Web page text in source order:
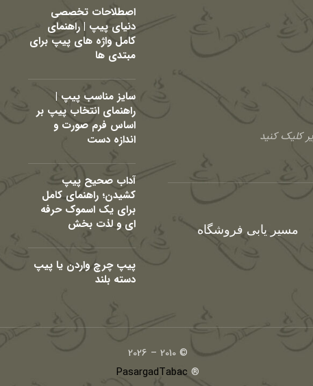
کلیک کنید
مسیر یابی فروشگاه
اصطلاحات تخصصی
دنیای پیپ | راهنمای
کامل واژه های پیپ برای
مبتدی ها
سایز مناسب پیپ |
راهنمای انتخاب پیپ بر
اساس فرم صورت و
اندازه دست
آداب صحیح پیپ
کشیدن؛ راهنمای کامل
برای یک اسموک حرفه
ای و لذت بخش
پیپ چرچ واردن یا پیپ
دسته بلند
© 2010 – 2026
®
PasargadTabac